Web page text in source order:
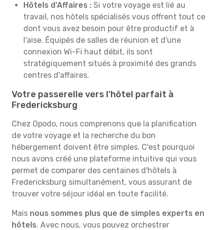
Hôtels d'Affaires : Si votre voyage est lié au
travail, nos hôtels spécialisés vous offrent tout ce
dont vous avez besoin pour être productif et à
l'aise. Équipés de salles de réunion et d'une
connexion Wi-Fi haut débit, ils sont
stratégiquement situés à proximité des grands
centres d'affaires.
Votre passerelle vers l'hôtel parfait à
Fredericksburg
Chez Opodo, nous comprenons que la planification
de votre voyage et la recherche du bon
hébergement doivent être simples. C'est pourquoi
nous avons créé une plateforme intuitive qui vous
permet de comparer des centaines d'hôtels à
Fredericksburg simultanément, vous assurant de
trouver votre séjour idéal en toute facilité.
Mais nous sommes plus que de simples experts en
hôtels. Avec nous, vous pouvez orchestrer